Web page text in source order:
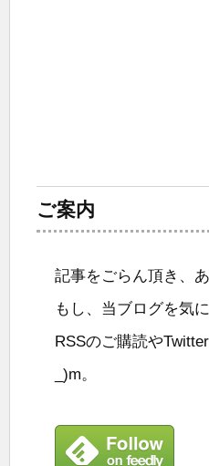
ご案内
記事をごらん頂き、
もし、当ブログを気
RSSのご購読や
_)m。